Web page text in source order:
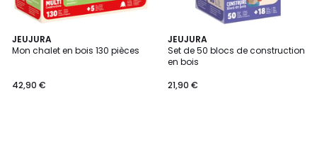
JEUJURA
Mon chalet en bois 130 pièces
42,90 €
JEUJURA
Set de 50 blocs de construction
en bois
21,90 €